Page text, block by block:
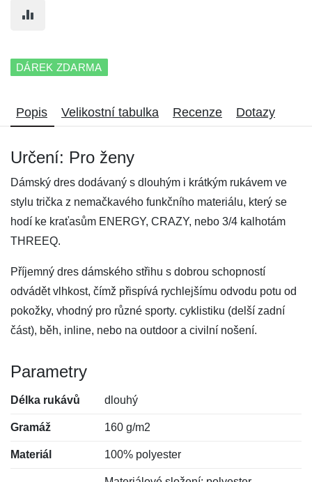
DÁREK ZDARMA
Popis Velikostní tabulka Recenze Dotazy
Určení: Pro ženy
Dámský dres dodávaný s dlouhým i krátkým rukávem ve
stylu trička z nemačkavého funkčního materiálu, který se
hodí ke kraťasům ENERGY, CRAZY, nebo 3/4 kalhotám
THREEQ.
Příjemný dres dámského střihu s dobrou schopností
odvádět vlhkost, čímž přispívá rychlejšímu odvodu potu od
pokožky, vhodný pro různé sporty. cyklistiku (delší zadní
část), běh, inline, nebo na outdoor a civilní nošení.
Parametry
Délka rukávů dlouhý
Gramáž 160 g/m2
Materiál 100% polyester